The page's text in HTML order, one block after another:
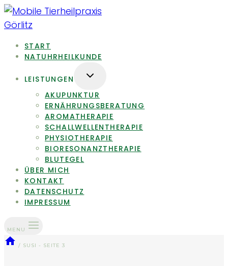
Zum
Inhalt
START
NATUHRHEILKUNDE
LEISTUNGEN
UNTERMENÜ
UMSCHALTEN
AKUPUNKTUR
ERNÄHRUNGSBERATUNG
AROMATHERAPIE
SCHALLWELLENTHERAPIE
PHYSIOTHERAPIE
BIORESONANZTHERAPIE
BLUTEGEL
ÜBER MICH
KONTAKT
DATENSCHUTZ
IMPRESSUM
MENU
/ SUSI - SEITE 3